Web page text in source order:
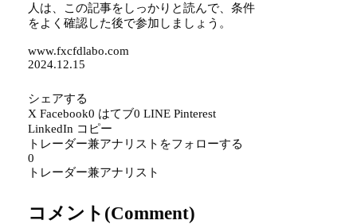
人は、この記事をしっかりと読んで、条件
をよく確認した後で参加しましょう。
www.fxcfdlabo.com
2024.12.15
シェアする
X Facebook0 はてブ0 LINE Pinterest
LinkedIn コピー
トレーダー兼アナリストをフォローする
0
トレーダー兼アナリスト
コメント(Comment)